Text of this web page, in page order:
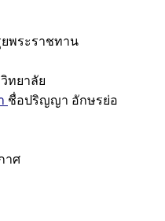
ยพระราชทาน
ทยาลัย
ชื่อปริญญา อักษรย่อ
าศ